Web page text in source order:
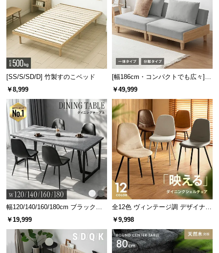
[SS/S/SD/D] 竹製すのこベッド
￥8,999
[幅186cm・コンパクトでも広々] 3
人掛けソファベッド リクライニン
グ 天然木フレーム 北欧
￥49,999
幅120/140/160/180cm ブラックフ
レーム ダイニング 大理石調 4人掛
￥19,999
全12色 ヴィンテージ調 デザイナー
ズシェルチェア
￥9,998